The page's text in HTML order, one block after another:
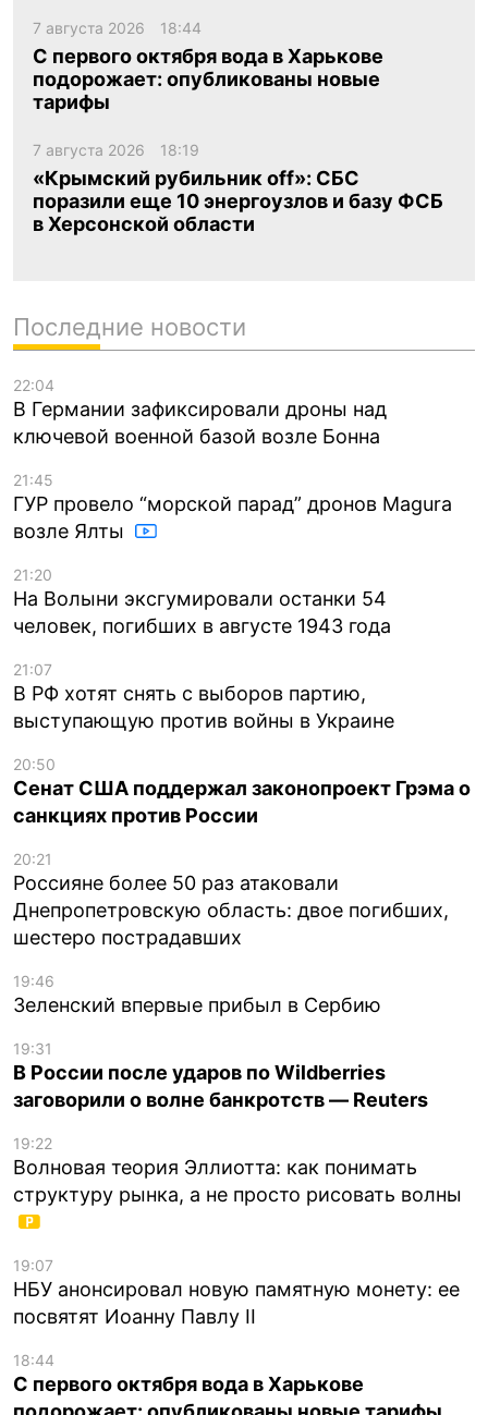
7 августа 2026 18:44
С первого октября вода в Харькове
подорожает: опубликованы новые
тарифы
7 августа 2026 18:19
«Крымский рубильник off»: СБС
поразили еще 10 энергоузлов и базу ФСБ
в Херсонской области
Последние новости
22:04
В Германии зафиксировали дроны над
ключевой военной базой возле Бонна
21:45
ГУР провело “морской парад” дронов Magura
возле Ялты
21:20
На Волыни эксгумировали останки 54
человек, погибших в августе 1943 года
21:07
В РФ хотят снять с выборов партию,
выступающую против войны в Украине
20:50
Сенат США поддержал законопроект Грэма о
санкциях против России
20:21
Россияне более 50 раз атаковали
Днепропетровскую область: двое погибших,
шестеро пострадавших
19:46
Зеленский впервые прибыл в Сербию
19:31
В России после ударов по Wildberries
заговорили о волне банкротств — Reuters
19:22
Волновая теория Эллиотта: как понимать
структуру рынка, а не просто рисовать волны
19:07
НБУ анонсировал новую памятную монету: ее
посвятят Иоанну Павлу II
18:44
С первого октября вода в Харькове